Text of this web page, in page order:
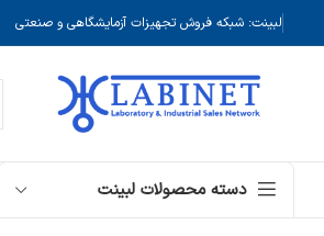
لبینت: شبکه فروش تجهیزات آزمایشگاهی و صنعتی
دسته محصولات لبینت